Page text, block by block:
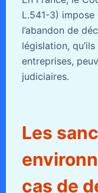
L.541-3)
l’abandon de
législation,
entreprises,
judiciaires.
Les
cas de